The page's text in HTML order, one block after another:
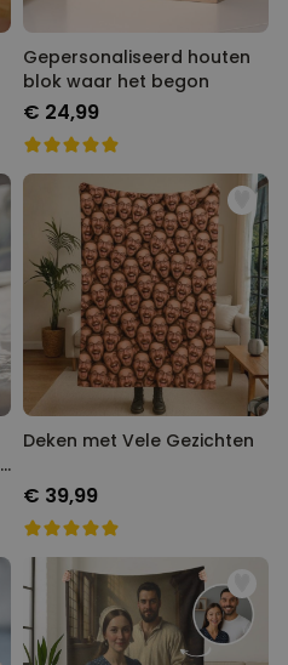
Gepersonaliseerd houten
blok waar het begon
€ 24,99
Deken met Vele Gezichten
€ 39,99